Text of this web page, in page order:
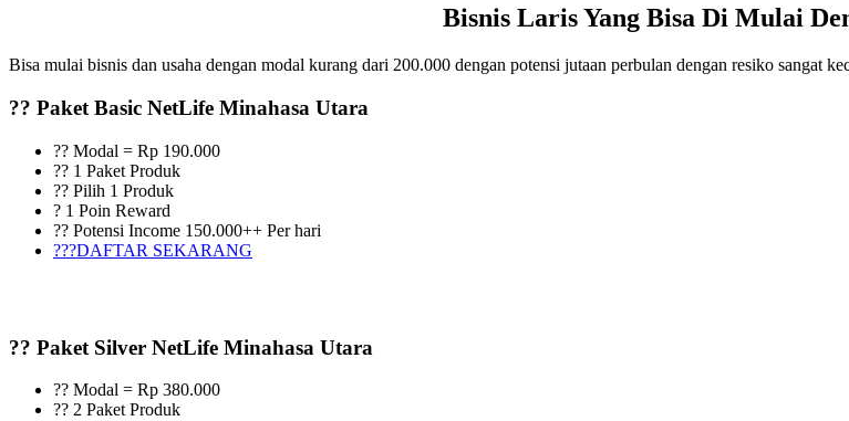
Bisnis Laris Yang Bisa Di Mulai
Bisa mulai bisnis dan usaha dengan modal kurang dari 200.000 dengan potensi jutaan perbulan dengan resiko sangat
?? Paket Basic NetLife Minahasa Utara
?? Modal = Rp 190.000
?? 1 Paket Produk
?? Pilih 1 Produk
? 1 Poin Reward
?? Potensi Income 150.000++ Per hari
???DAFTAR SEKARANG
?? Paket Silver NetLife Minahasa Utara
?? Modal = Rp 380.000
?? 2 Paket Produk